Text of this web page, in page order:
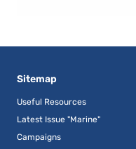
Sitemap
Useful Resources
Latest Issue "Marine"
Campaigns